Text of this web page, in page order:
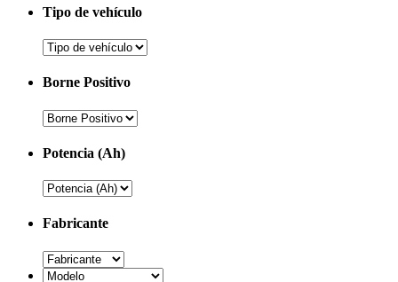
Tipo de vehículo
Borne Positivo
Potencia (Ah)
Fabricante